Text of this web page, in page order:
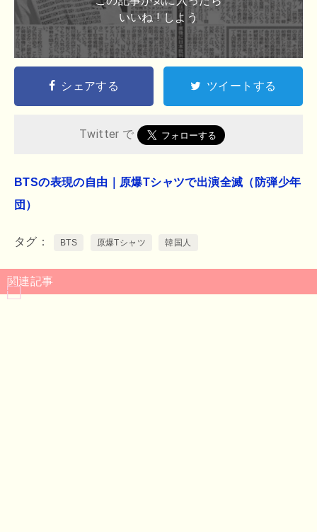
いいね ! しよう
シェアする ツイートする
Twitter で
BTSの表現の自由｜原爆Tシャツで出演全滅（防弾少年
団）
タグ BTS 原爆Tシャツ 韓国人
関連記事